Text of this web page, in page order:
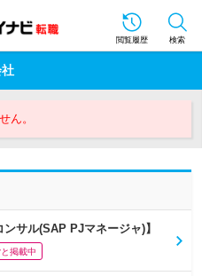
閲覧履歴 検索
ん。
サル(SAP PJマネージャ)】
掲載中